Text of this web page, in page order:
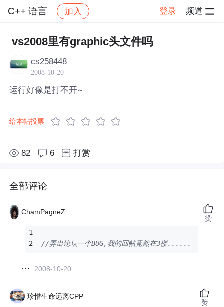
C++ 语言 加入 登录 频道
社区 C++ 语言 帖子详情
vs2008里有graphic头文件吗
cs258448
2008-10-20
运行好像是打不开~
给本帖投票
82 6 打赏
全部评论
ChamPagneZ
//弄出论坛一个BUG,我的回帖竟然在3楼......
2008-10-20
赞
珍惜生命远离CPP
赞